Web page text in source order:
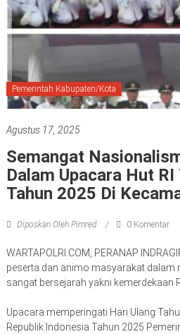
Pemerintah Kabupaten/Kota
Agustus 17, 2025
Semangat
Dalam Upacara Hut RI
Tahun 2025 Di
Diposkan Oleh:Pimred 0 Komentar
WARTAPOLRI.COM, PERANAP
peserta dan animo masyarakat dalam
sangat bersejarah yakni kemerdekaan
Upacara memperingati Hari Ulang
Republik Indonesia Tahun 2025